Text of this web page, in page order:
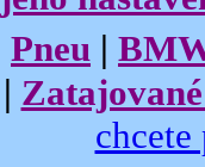
Pneu |
|
chcete